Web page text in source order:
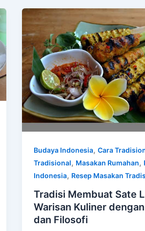
Budaya Indonesia,Cara
Tradisional, Masakan Rumahan,
Indonesia, Resep Masakan
Tradisi Membuat Sate
Warisan Kuliner
dan Filosofi